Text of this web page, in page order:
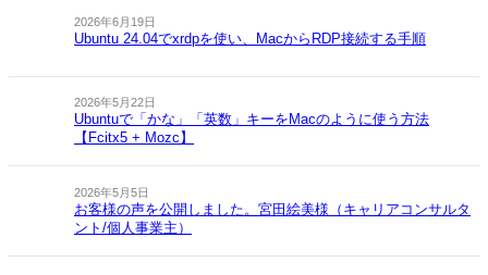
2026年6月19日
Ubuntu 24.04でxrdpを使い、MacからRDP接続する手順
2026年5月22日
Ubuntuで「かな」「英数」キーをMacのように使う方法
【Fcitx5 + Mozc】
2026年5月5日
お客様の声を公開しました。宮田絵美様（キャリアコンサルタ
ント/個人事業主）